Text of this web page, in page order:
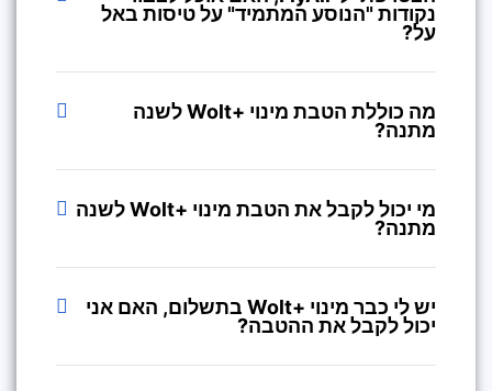
נקודות "הנוסע המתמיד" על טיסות באל
על?
מה כוללת הטבת מינוי +Wolt לשנה
מתנה?
מי יכול לקבל את הטבת מינוי +Wolt לשנה
מתנה?
יש לי כבר מינוי +Wolt בתשלום, האם אני
יכול לקבל את ההטבה?